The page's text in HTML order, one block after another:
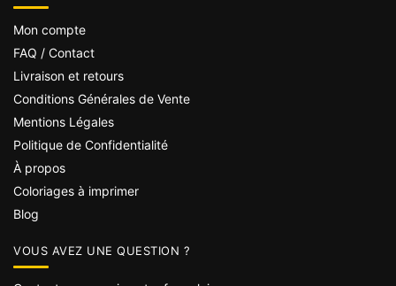
Mon compte
FAQ / Contact
Livraison et retours
Conditions Générales de Vente
Mentions Légales
Politique de Confidentialité
À propos
Coloriages à imprimer
Blog
VOUS AVEZ UNE QUESTION ?